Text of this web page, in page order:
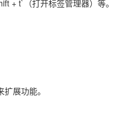
+ t`（打开标签管理器）等。
展功能。